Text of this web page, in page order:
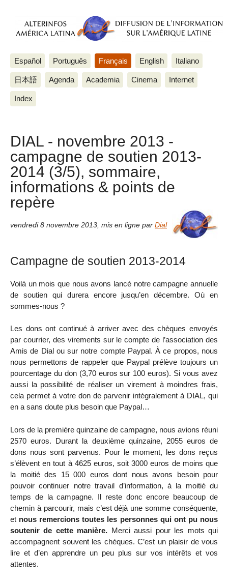
Español Português Français English Italiano
日本語 Agenda Academia Cinema Internet
Index
DIAL - novembre 2013 -
campagne de soutien 2013-
2014 (3/5), sommaire,
informations & points de
repère
vendredi 8 novembre 2013 mis en ligne par Dial
Campagne de soutien 2013-2014
Voilà un mois que nous avons lancé notre campagne annuelle
de soutien qui durera encore jusqu’en décembre. Où en
sommes-nous ?
Les dons ont continué à arriver avec des chèques envoyés
par courrier, des virements sur le compte de l’association des
Amis de Dial ou sur notre compte Paypal. À ce propos, nous
nous permettons de rappeler que Paypal prélève toujours un
pourcentage du don (3,70 euros sur 100 euros). Si vous avez
aussi la possibilité de réaliser un virement à moindres frais,
cela permet à votre don de parvenir intégralement à DIAL, qui
en a sans doute plus besoin que Paypal…
Lors de la première quinzaine de campagne, nous avions réuni
2570 euros. Durant la deuxième quinzaine, 2055 euros de
dons nous sont parvenus. Pour le moment, les dons reçus
s’élèvent en tout à 4625 euros, soit 3000 euros de moins que
la moitié des 15 000 euros dont nous avons besoin pour
pouvoir continuer notre travail d’information, à la moitié du
temps de la campagne. Il reste donc encore beaucoup de
chemin à parcourir, mais c’est déjà une somme conséquente,
et nous remercions toutes les personnes qui ont pu nous
soutenir de cette manière. Merci aussi pour les mots qui
accompagnent souvent les chèques. C’est un plaisir de vous
lire et d’en apprendre un peu plus sur vos intérêts et vos
attentes.